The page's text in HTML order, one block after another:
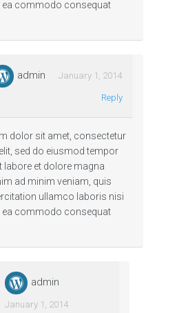
de marketing en
souhaite vivre, car…
de contenu
marketing
efficace peut faire ou
Continue reading
ea commodo consequat
admin January 1, 2014
Reply
dolor sit amet, consectetur
sed do eiusmod tempor
labore et dolore magna
ad minim veniam, quis
ullamco laboris nisi
ea commodo consequat
admin
January 1, 2014